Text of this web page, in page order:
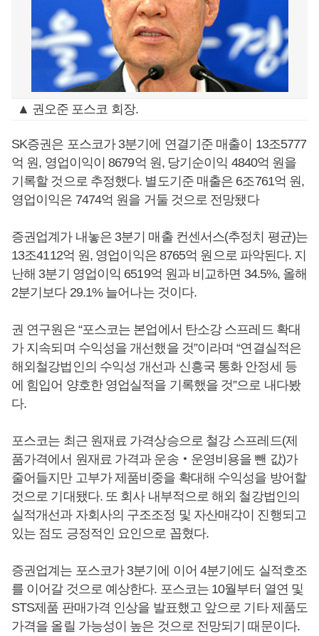
▲ 권오준 포스코 회장.
SK증권은 포스코가 3분기에 연결기준 매출이 13조5777
억 원, 영업이익이 8679억 원, 당기순이익 4840억 원을
기록할 것으로 추정했다. 별도기준 매출은 6조761억 원,
영업이익은 7474억 원을 거둘 것으로 전망됐다
증권업계가 내놓은 3분기 매출 컨센서스(추정치 평균)는
13조4112억 원, 영업이익은 8765억 원으로 파악된다. 지
난해 3분기 영업이익 6519억 원과 비교하면 34.5%, 올해
2분기보다 29.1% 늘어나는 것이다.
권 연구원은 “포스코는 본업에서 탄소강 스프레드 확대
가 지속되며 수익성을 개선했을 것”이라며 “연결실적은
해외철강법인의 수익성 개선과 신흥국 통화 안정세 등
에 힘입어 양호한 영업실적을 기록했을 것”으로 내다봤
다.
포스코는 최근 원재료 가격상승으로 철강 스프레드(제
품가격에서 원재료 가격과 운송‧운영비용을 뺀 값)가
줄어들지만 고부가 제품비중을 확대해 수익성을 방어할
것으로 기대됐다. 또 회사 내부적으로 해외 철강법인의
실적개선과 자회사의 구조조정 및 자산매각이 진행되고
있는 점도 긍정적인 요인으로 꼽혔다.
증권업계는 포스코가 3분기에 이어 4분기에도 실적호조
를 이어갈 것으로 예상한다. 포스코는 10월부터 열연 및
STS제품 판매가격 인상을 발표했고 앞으로 기타 제품도
가격을 올릴 가능성이 높은 것으로 전망되기 때문이다.